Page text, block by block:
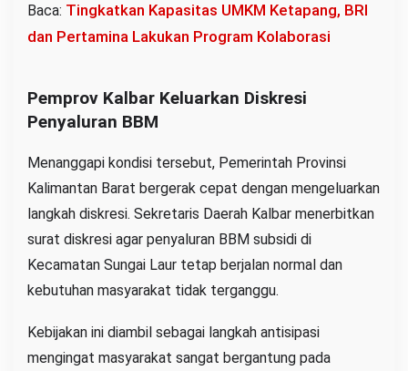
Baca: Tingkatkan Kapasitas UMKM Ketapang, BRI
dan Pertamina Lakukan Program Kolaborasi
Pemprov Kalbar Keluarkan Diskresi
Penyaluran BBM
Menanggapi kondisi tersebut, Pemerintah Provinsi
Kalimantan Barat bergerak cepat dengan mengeluarkan
langkah diskresi. Sekretaris Daerah Kalbar menerbitkan
surat diskresi agar penyaluran BBM subsidi di
Kecamatan Sungai Laur tetap berjalan normal dan
kebutuhan masyarakat tidak terganggu.
Kebijakan ini diambil sebagai langkah antisipasi
mengingat masyarakat sangat bergantung pada